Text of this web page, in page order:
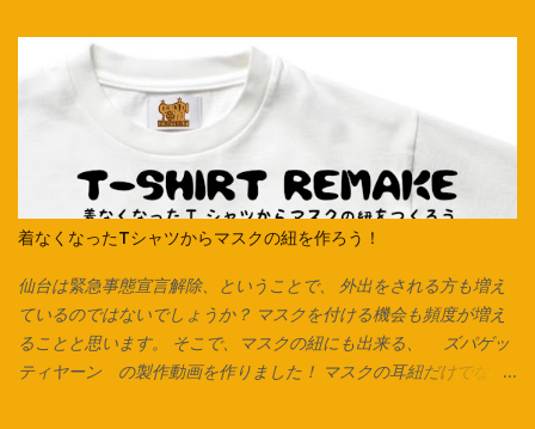
着なくなったTシャツからマスクの紐を作ろう！
仙台は緊急事態宣言解除、ということで、 外出をされる方も増え
ているのではないでしょうか？ マスクを付ける機会も頻度が増え
ることと思います。 そこで、マスクの紐にも出来る、 ズパゲッ
ティヤーン の製作動画を作りました！ マスクの耳紐だけでな